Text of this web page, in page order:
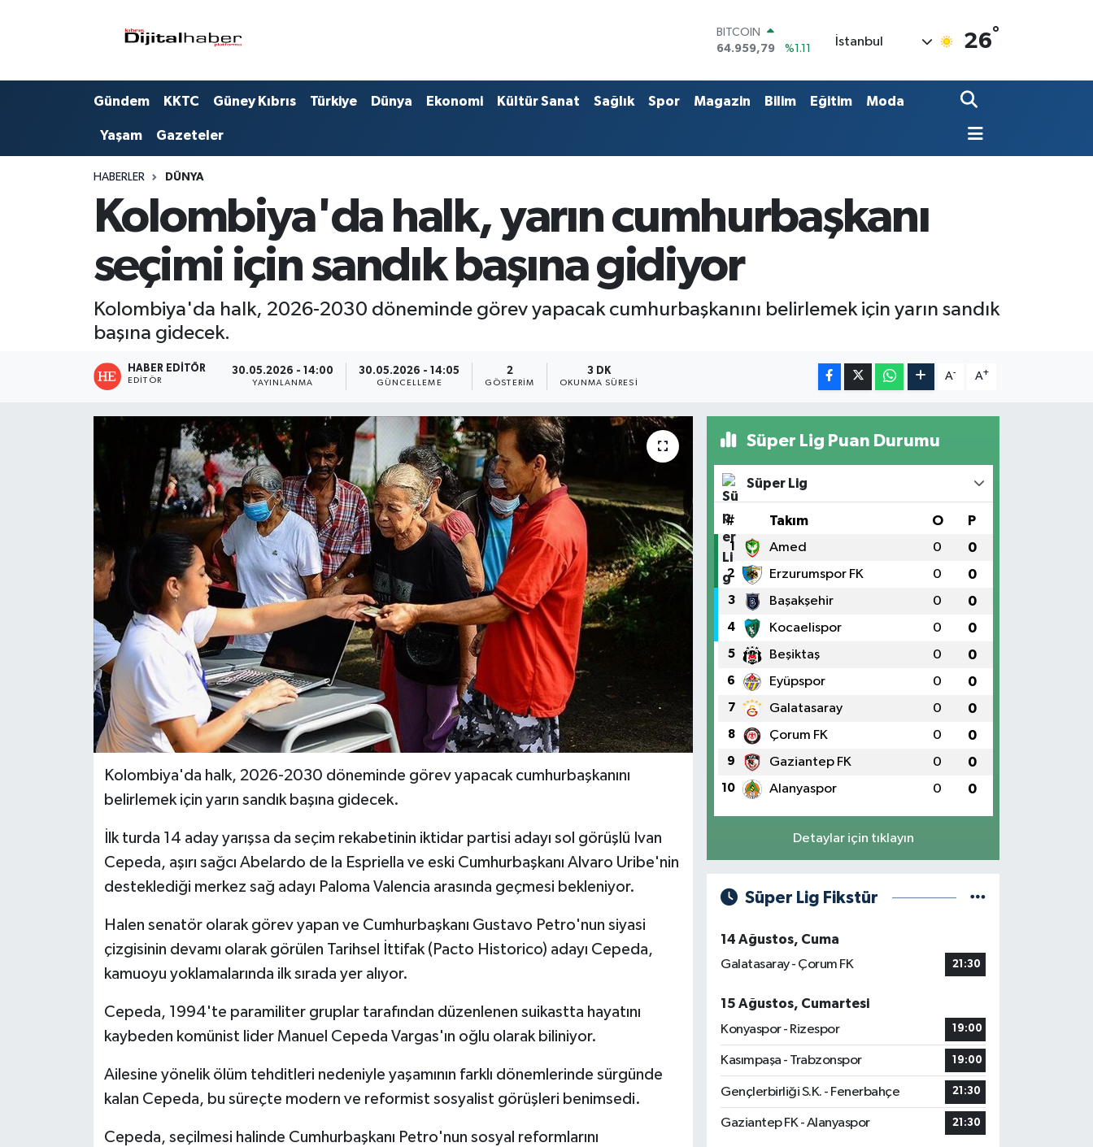
DOLAR
47,7436
%0.18
55,2510
%0.32
STERLİN
64.959,79
%1.11
İstanbul 26°
Gündem KKTC Güney Kıbrıs Türkiye Dünya Ekonomi Kültür Sanat Sağlık Spor Magazin Bilim Eğitim Moda
Yaşam Gazeteler
HABERLER DÜNYA
Kolombiya'da halk, yarın cumhurbaşkanı
seçimi için sandık başına gidiyor
Kolombiya'da halk, 2026-2030 döneminde görev yapacak cumhurbaşkanını belirlemek için yarın sandık
başına gidecek.
HABER EDITÖR
EDITÖR
30.05.2026 - 14:00
YAYINLANMA
30.05.2026 - 14:05
GÜNCELLEME
2
GÖSTERIM
3 DK
OKUNMA SÜRESI
A- A+
Kolombiya'da halk, 2026-2030 döneminde görev yapacak cumhurbaşkanını
belirlemek için yarın sandık başına gidecek.
İlk turda 14 aday yarışsa da seçim rekabetinin iktidar partisi adayı sol görüşlü Ivan
Cepeda, aşırı sağcı Abelardo de la Espriella ve eski Cumhurbaşkanı Alvaro Uribe'nin
desteklediği merkez sağ adayı Paloma Valencia arasında geçmesi bekleniyor.
Halen senatör olarak görev yapan ve Cumhurbaşkanı Gustavo Petro'nun siyasi
çizgisinin devamı olarak görülen Tarihsel İttifak (Pacto Historico) adayı Cepeda,
kamuoyu yoklamalarında ilk sırada yer alıyor.
Cepeda, 1994'te paramiliter gruplar tarafından düzenlenen suikastta hayatını
kaybeden komünist lider Manuel Cepeda Vargas'ın oğlu olarak biliniyor.
Ailesine yönelik ölüm tehditleri nedeniyle yaşamının farklı dönemlerinde sürgünde
kalan Cepeda, bu süreçte modern ve reformist sosyalist görüşleri benimsedi.
Cepeda, seçilmesi halinde Cumhurbaşkanı Petro'nun sosyal reformlarını
Süper Lig Puan Durumu
Süper Lig
# Takım O P
1 Amed 0 0
2 Erzurumspor FK 0 0
3 Başakşehir 0 0
4 Kocaelispor 0 0
5 Beşiktaş 0 0
6 Eyüpspor 0 0
7 Galatasaray 0 0
8 Çorum FK 0 0
9 Gaziantep FK 0 0
10 Alanyaspor 0 0
Detaylar için tıklayın
Süper Lig Fikstür
14 Ağustos, Cuma
Galatasaray - Çorum FK
21:30
15 Ağustos, Cumartesi
Konyaspor - Rizespor
19:00
Kasımpaşa - Trabzonspor 19:00
Gençlerbirliği S.K. - Fenerbahçe 21:30
Gaziantep FK - Alanyaspor 21:30
Trafik Durumu
Süper Lig Puan Durumu ve Fikstür
Son Dakika Haberleri
Haber Arşivi